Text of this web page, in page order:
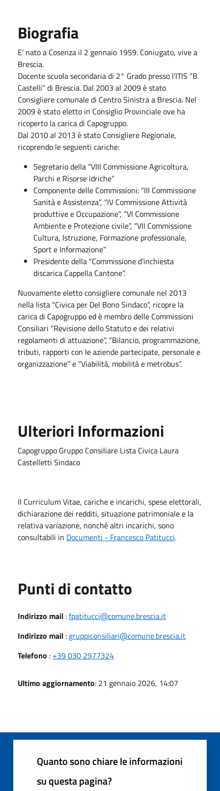
Biografia
E’ nato a Cosenza il 2 gennaio 1959. Coniugato, vive a
Brescia.
Docente scuola secondaria di 2° Grado presso l’ITIS “B.
Castelli” di Brescia. Dal 2003 al 2009 è stato
Consigliere comunale di Centro Sinistra a Brescia. Nel
2009 è stato eletto in Consiglio Provinciale ove ha
ricoperto la carica di Capogruppo.
Dal 2010 al 2013 è stato Consigliere Regionale,
ricoprendo le seguenti cariche:
Segretario della “VIII Commissione Agricoltura,
Parchi e Risorse idriche”
Componente delle Commissioni: “III Commissione
Sanità e Assistenza”, “IV Commissione Attività
produttive e Occupazione”, “VI Commissione
Ambiente e Protezione civile”, “VII Commissione
Cultura, Istruzione, Formazione professionale,
Sport e Informazione”
Presidente della “Commissione d’inchiesta
discarica Cappella Cantone”.
Nuovamente eletto consigliere comunale nel 2013
nella lista “Civica per Del Bono Sindaco”, ricopre la
carica di Capogruppo ed è membro delle Commissioni
Consiliari “Revisione dello Statuto e dei relativi
regolamenti di attuazione”, “Bilancio, programmazione,
tributi, rapporti con le aziende partecipate, personale e
organizzazione” e “Viabilità, mobilità e metrobus”.
Ulteriori Informazioni
Capogruppo Gruppo Consiliare Lista Civica Laura
Castelletti Sindaco
Il Curriculum Vitae, cariche e incarichi, spese elettorali,
dichiarazione dei redditi, situazione patrimoniale e la
relativa variazione, nonché altri incarichi, sono
consultabili in Documenti - Francesco Patitucci.
Punti di contatto
Indirizzo mail :fpatitucci@comune.brescia.it
Indirizzo mail : gruppiconsiliari@comune.brescia.it
Telefono : +39 030 2977324
Ultimo aggiornamento: 21 gennaio 2026, 14:07
Quanto sono chiare le informazioni
su questa pagina?